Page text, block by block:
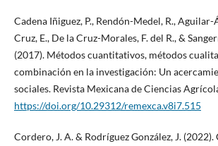
Cadena Iñiguez, P., Rendón-Medel, R., Aguilar-
Cruz, E., De la Cruz-Morales, F. del R., &
(2017). Métodos cuantitativos, métodos
combinación en la investigación: Un
sociales. Revista Mexicana de Ciencias
https://doi.org/10.29312/remexca.v8i7.515
Cordero, J. A. & Rodríguez González, J.